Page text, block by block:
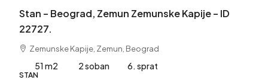
Stan – Beograd, Zemun Zemunske Kapije – ID
22727.
Zemunske Kapije, Zemun, Beograd
51 m2 2 soban 6. sprat
STAN